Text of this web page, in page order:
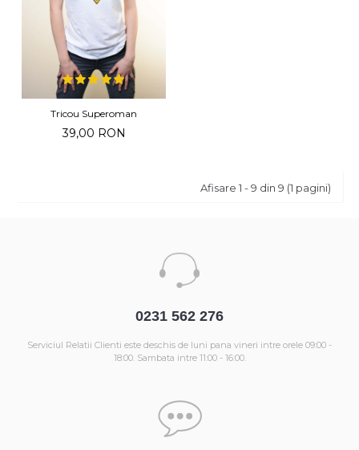
Tricou Superoman
39,00 RON
Afisare 1 - 9 din 9 (1 pagini)
0231 562 276
Serviciul Relatii Clienti este deschis de luni pana vineri intre orele 09:00 -
18:00. Sambata intre 11:00 - 16:00.